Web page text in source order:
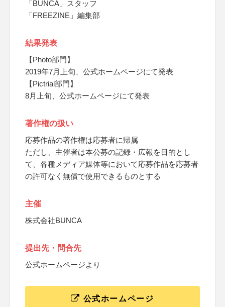
「BUNCA」スタッフ
「FREEZINE」編集部
結果発表
【Photo部門】
2019年7月上旬、公式ホームページにて発表
【Pictrial部門】
8月上旬、公式ホームページにて発表
著作権の扱い
応募作品の著作権は応募者に帰属
ただし、主催者は本公募の記録・広報を目的とし
て、各種メディア媒体等において応募作品を応募者
の許可なく無償で使用できるものとする
主催
株式会社BUNCA
提出先・問合先
公式ホームページより
公式ホームページ